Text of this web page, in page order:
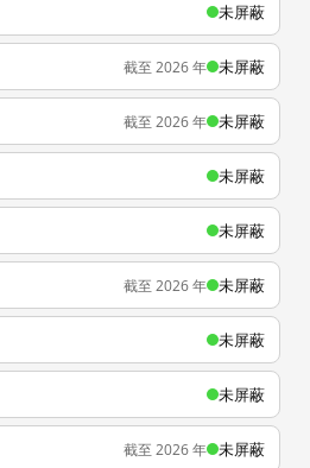
未屏蔽
截至 2026 年 未屏蔽
截至 2026 年 未屏蔽
未屏蔽
未屏蔽
截至 2026 年 未屏蔽
未屏蔽
未屏蔽
截至 2026 年 未屏蔽